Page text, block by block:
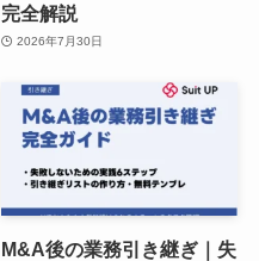
完全解説
2026年7月30日
M&A後の業務引き継ぎ｜失